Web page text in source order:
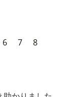
6 7 8